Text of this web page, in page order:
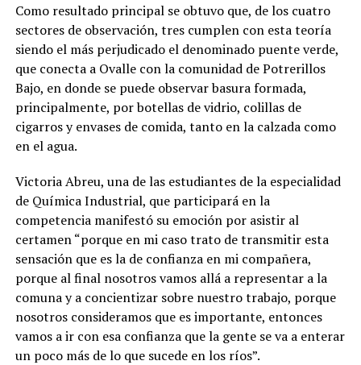
Como resultado principal se obtuvo que, de los cuatro
sectores de observación, tres cumplen con esta teoría
siendo el más perjudicado el denominado puente verde,
que conecta a Ovalle con la comunidad de Potrerillos
Bajo, en donde se puede observar basura formada,
principalmente, por botellas de vidrio, colillas de
cigarros y envases de comida, tanto en la calzada como
en el agua.
Victoria Abreu, una de las estudiantes de la especialidad
de Química Industrial, que participará en la
competencia manifestó su emoción por asistir al
certamen “porque en mi caso trato de transmitir esta
sensación que es la de confianza en mi compañera,
porque al final nosotros vamos allá a representar a la
comuna y a concientizar sobre nuestro trabajo, porque
nosotros consideramos que es importante, entonces
vamos a ir con esa confianza que la gente se va a enterar
un poco más de lo que sucede en los ríos”.